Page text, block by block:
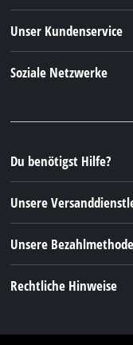
Einhell Germany AG
Unser Kundenservice
Soziale Netzwerke
Instagram
TikTok
Pinterest
Du benötigst Hilfe?
Unsere
Unsere
Rechtliche Hinweise